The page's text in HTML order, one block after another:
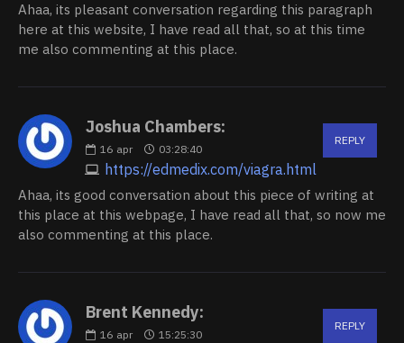
Ahaa, its pleasant conversation regarding this paragraph
here at this website, I have read all that, so at this time
me also commenting at this place.
Joshua Chambers:
16 apr 03:28:40
https://edmedix.com/viagra.html
REPLY
Ahaa, its good conversation about this piece of writing at
this place at this webpage, I have read all that, so now me
also commenting at this place.
Brent Kennedy:
16 apr 15:25:30
REPLY